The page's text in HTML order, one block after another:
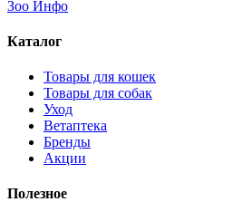
Зоо Инфо
Каталог
Товары для кошек
Товары для собак
Уход
Ветаптека
Бренды
Акции
Полезное